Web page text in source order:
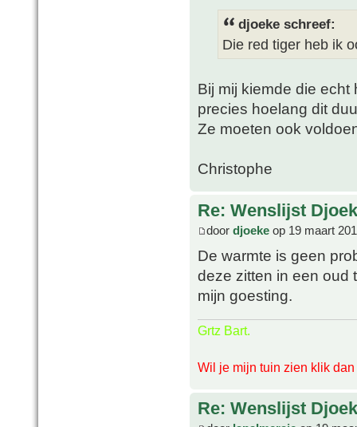
djoeke schreef:
Die red tiger heb ik
Bij mij kiemde die echt
precies hoelang dit
Ze moeten ook
Christophe
Re: Wenslijst
door djoeke op 19 maart
De warmte is geen
deze zitten in een oud
mijn goesting.
Grtz Bart.
Wil je mijn tuin zien klik dan
Re: Wenslijst